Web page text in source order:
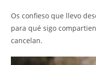
Os confieso que llevo
para qué sigo
cancelan.